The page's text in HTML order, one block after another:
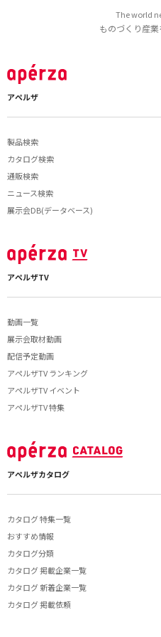
The world
ものづくり産
アペルザ
製品検索
カタログ検索
通販検索
ニュース検索
展示会DB(データベース)
アペルザTV
動画一覧
展示会取材動画
配信予定動画
アペルザTV ランキング
アペルザTV イベント
アペルザTV 特集
アペルザカタログ
カタログ 特集一覧
おすすめ情報
カタログ分類
カタログ 掲載企業一覧
カタログ 新着企業一覧
カタログ 掲載依頼